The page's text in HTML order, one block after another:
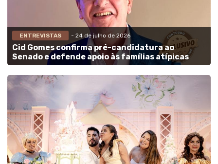
ENTREVISTAS - 24 de julho de 2026
Cid Gomes confirma pré-candidatura ao
Senado e defende apoio às famílias atípicas